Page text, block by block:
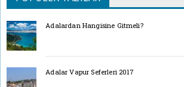
Adalardan Hangisine Gitmeli?
Adalar Vapur Seferleri 2017